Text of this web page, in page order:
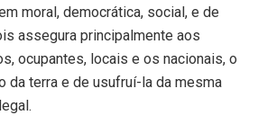
moral, democrática, social, e de
assegura principalmente aos
ocupantes, locais e os nacionais, o
da terra e de usufruí-la da mesma